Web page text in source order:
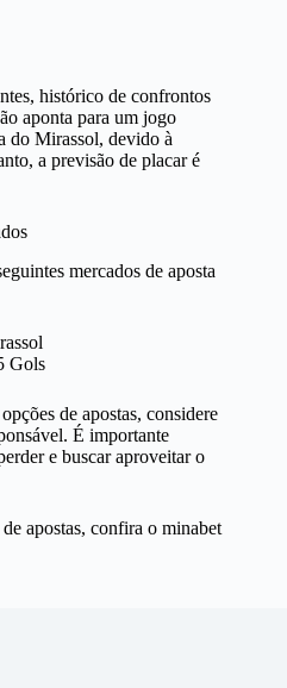
histórico de confrontos
aponta para um jogo
do Mirassol, devido à
a previsão de placar é
mercados de aposta
Gols
de apostas, considere
É importante
e buscar aproveitar o
apostas, confira o minabet